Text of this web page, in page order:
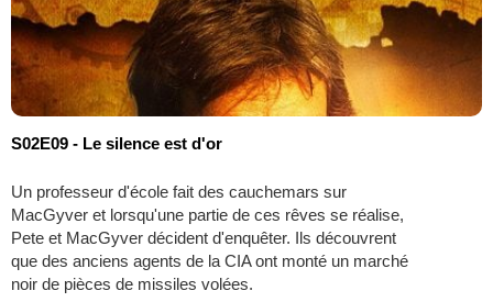
S02E09 - Le silence est d'or
Un professeur d'école fait des cauchemars sur
MacGyver et lorsqu'une partie de ces rêves se réalise,
Pete et MacGyver décident d'enquêter. Ils découvrent
que des anciens agents de la CIA ont monté un marché
noir de pièces de missiles volées.